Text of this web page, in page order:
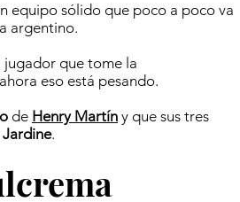
equipo sólido que poco a poco va
argentino.
jugador que tome la
eso está pesando.
de Henry Martín y que sus tres
.